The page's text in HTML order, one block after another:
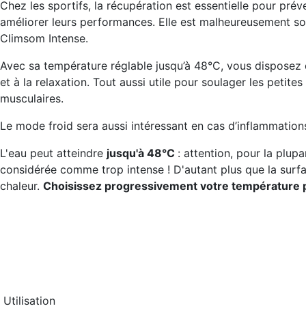
Chez les sportifs, la récupération est essentielle pour
améliorer leurs performances. Elle est malheureusement
Climsom Intense.
Avec sa température réglable jusqu’à 48°C, vous
et à la relaxation. Tout aussi utile pour soulager les
musculaires.
Le mode froid sera aussi intéressant en cas
L'eau peut atteindre jusqu'à 48°C : attention, pour la
considérée comme trop intense ! D'autant plus que la
chaleur. Choisissez progressivement votre température
Utilisation